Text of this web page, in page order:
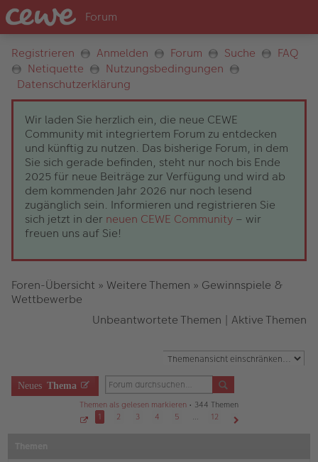
Registrieren Anmelden Forum Suche
FAQ
Netiquette
Nutzungsbedingungen
Datenschutzerklärung
Wir laden Sie herzlich ein, die neue CEWE
Community mit integriertem Forum zu entdecken
und künftig zu nutzen. Das bisherige Forum, in dem
Sie sich gerade befinden, steht nur noch bis Ende
2025 für neue Beiträge zur Verfügung und wird ab
dem kommenden Jahr 2026 nur noch lesend
zugänglich sein. Informieren und registrieren Sie
sich jetzt in der neuen CEWE Community – wir
freuen uns auf Sie!
Foren-Übersicht » Weitere Themen » Gewinnspiele &
Wettbewerbe
Unbeantwortete Themen | Aktive Themen
Neues Thema
Themen als gelesen markieren • 344 Themen
1 2 3 4 5 …
12